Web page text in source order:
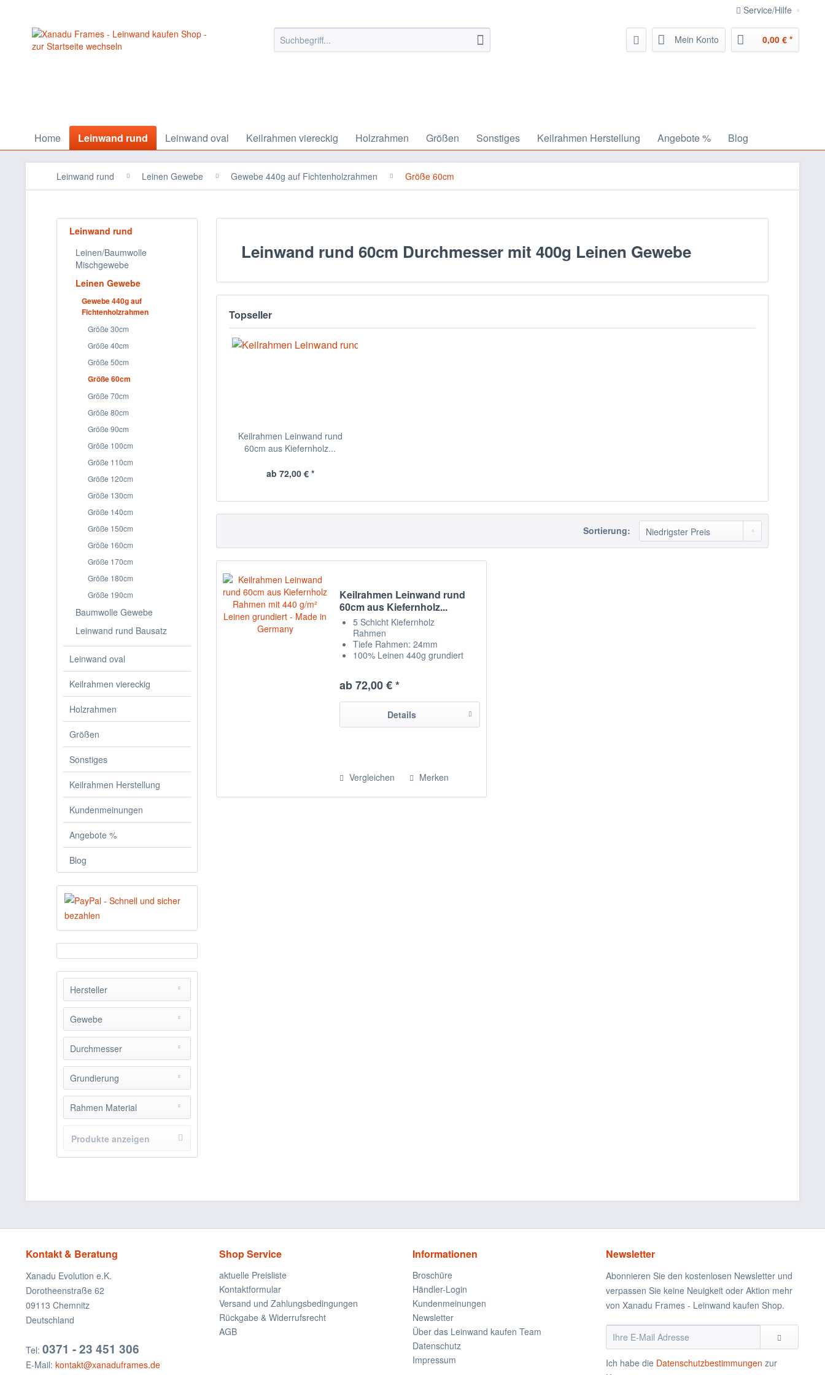
Service/Hilfe
Mein Konto 0,00 € *
Home Leinwand rund Leinwand oval Keilrahmen viereckig Holzrahmen Größen Sonstiges Keilrahmen Herstellung Angebote % Blog
Leinwand rund Leinen Gewebe Gewebe 440g auf Fichtenholzrahmen Größe 60cm
Leinwand rund
Leinen/Baumwolle
Mischgewebe
Leinen Gewebe
Gewebe 440g auf
Fichtenholzrahmen
Größe 30cm
Größe 40cm
Größe 50cm
Größe 60cm
Größe 70cm
Größe 80cm
Größe 90cm
Größe 100cm
Größe 110cm
Größe 120cm
Größe 130cm
Größe 140cm
Größe 150cm
Größe 160cm
Größe 170cm
Größe 180cm
Größe 190cm
Baumwolle Gewebe
Leinwand rund Bausatz
Leinwand oval
Keilrahmen viereckig
Holzrahmen
Größen
Sonstiges
Keilrahmen Herstellung
Kundenmeinungen
Angebote %
Blog
Hersteller
Xanadu Frames
Gewebe
Leinen 440g
Durchmesser
60cm
Grundierung
weiss uni Grundierung
Rahmen Material
10 Schicht Kiefer Multiplex Holz
Produkte anzeigen
Leinwand rund 60cm Durchmesser mit 400g Leinen Gewebe
Topseller
Keilrahmen Leinwand rund
60cm aus Kiefernholz...
ab 72,00 € *
Sortierung:
Keilrahmen Leinwand rund
60cm aus Kiefernholz...
5 Schicht Kiefernholz
Rahmen
Tiefe Rahmen: 24mm
100% Leinen 440g grundiert
getackert
hergestellt in Chemnitz /
Deutschland
ab 72,00 € *
Details
Vergleichen Merken
Kontakt & Beratung
Xanadu Evolution e.K.
Dorotheenstraße 62
09113 Chemnitz
Deutschland
Tel: 0371 - 23 451 306
E-Mail: kontakt@xanaduframes.de
Shop Service
aktuelle Preisliste
Kontaktformular
Versand und Zahlungsbedingungen
Rückgabe & Widerrufsrecht
AGB
Informationen
Broschüre
Händler-Login
Kundenmeinungen
Newsletter
Über das Leinwand kaufen Team
Datenschutz
Impressum
Newsletter
Abonnieren Sie den kostenlosen Newsletter und
verpassen Sie keine Neuigkeit oder Aktion mehr
von Xanadu Frames - Leinwand kaufen Shop.
Ich habe die Datenschutzbestimmungen zur